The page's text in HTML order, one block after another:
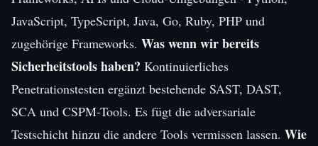
JavaScript, TypeScript, Java, Go, Ruby, PHP und
zugehörige Frameworks. Was wenn wir bereits
Sicherheitstools haben? Kontinuierliches
Penetrationstesten ergänzt bestehende SAST, DAST,
SCA und CSPM-Tools. Es fügt die adversariale
Testschicht hinzu die andere Tools vermissen lassen. Wie